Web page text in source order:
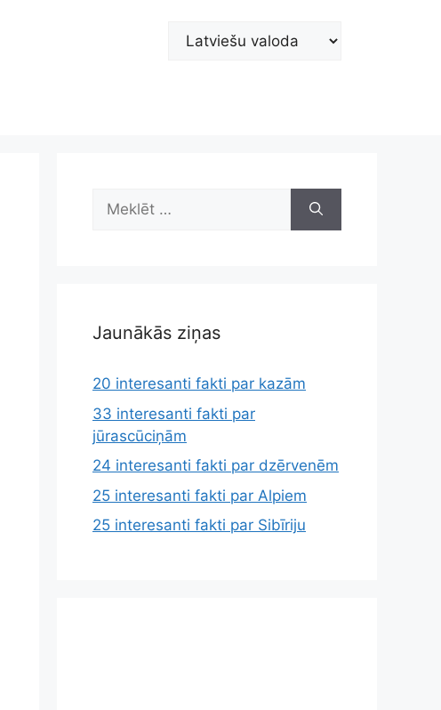
Choose
Meklēt:
Jaunākās ziņas
20 interesanti fakti par kazām
33 interesanti fakti par
jūrascūciņām
24 interesanti fakti par dzērvenēm
25 interesanti fakti par Alpiem
25 interesanti fakti par Sibīriju